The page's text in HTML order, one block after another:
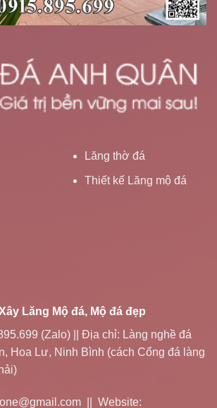
Lăng thờ đá
Thiết kế Lăng mộ đá
Lăng Mộ đá, Mộ đá đẹp
(Zalo) || Địa chỉ: Làng nghề đá
Hoa Lư, Ninh Bình (cách Cổng đá làng
|| Website: